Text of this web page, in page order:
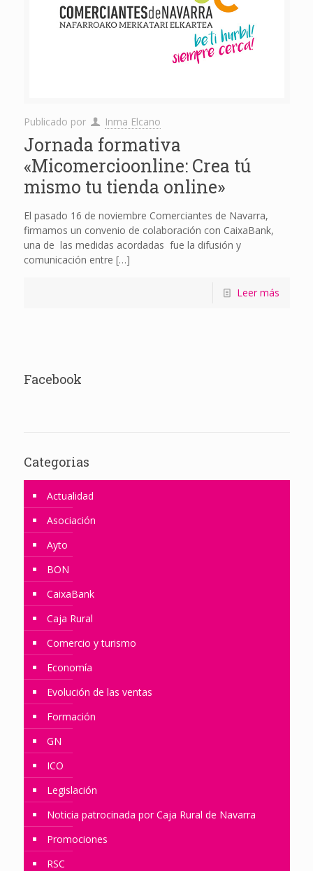
Publicado por Inma Elcano
Jornada formativa
«Micomercioonline: Crea tú
mismo tu tienda online»
El pasado 16 de noviembre Comerciantes de Navarra,
firmamos un convenio de colaboración con CaixaBank,
una de las medidas acordadas fue la difusión y
comunicación entre […]
Leer más
Facebook
Categorias
Actualidad
Asociación
Ayto
BON
CaixaBank
Caja Rural
Comercio y turismo
Economía
Evolución de las ventas
Formación
GN
ICO
Legislación
Noticia patrocinada por Caja Rural de Navarra
Promociones
RSC